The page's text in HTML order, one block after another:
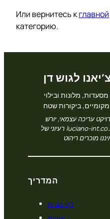
Или вернитесь кглавной
категорию.
לגוש דן
מלונות ובילוי
עריכה עצמאי, יורש
רעיוני של luciano-int.co.il שנסגר. איננו ממשיכים את
המדריך
דף הבית